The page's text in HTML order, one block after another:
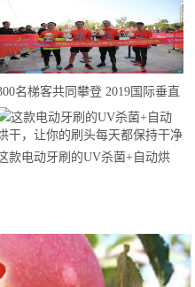
名梯客共同攀登 2019国际垂直
拉松超级精英赛顺德海骏达中心
欢乐开跑
款电动牙刷的UV杀菌+自动烘